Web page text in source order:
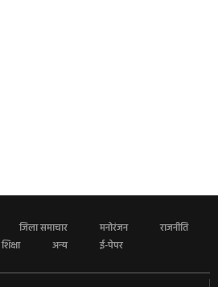
जिला समाचार मनोरंजन
राजनीति
शिक्षा अन्य ई-पेपर